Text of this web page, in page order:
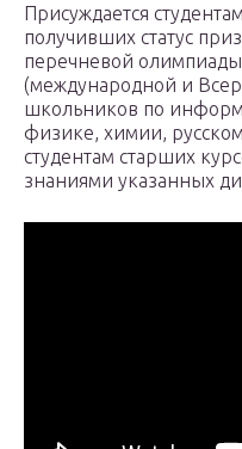
Присуждается
получивших статус
перечневой
(международной и
школьников по
физике, химии,
студентам старших
знаниями указанных